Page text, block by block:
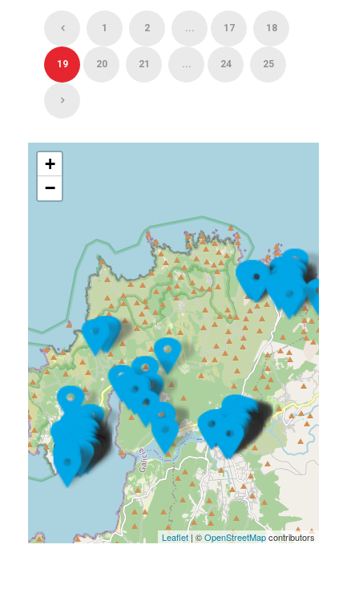
1 2 ... 17 18
19 20 21 ... 24 25
+
−
Leaflet| ©OpenStreetMapcontributors